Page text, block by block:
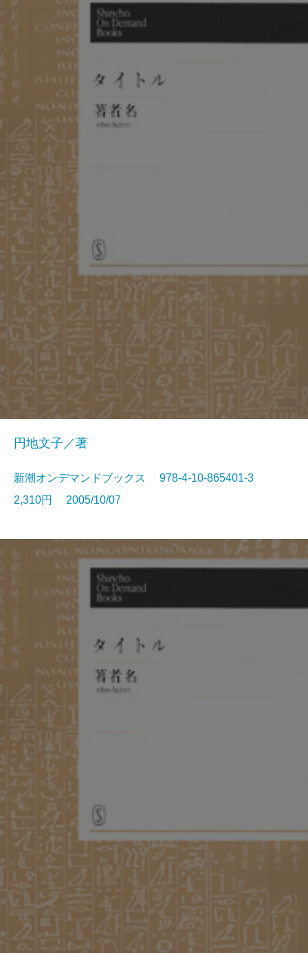
円地文子／著
新潮オンデマンドブックス 978-4-10-865401-3
2,310円 2005/10/07